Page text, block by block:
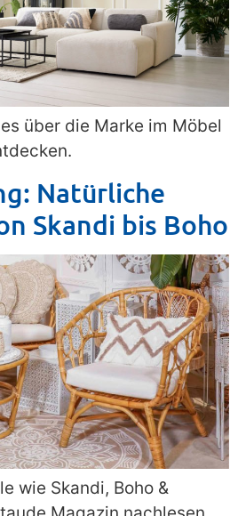
über die Marke im Möbel
Natürliche
Skandi bis Boho
wie Skandi, Boho &